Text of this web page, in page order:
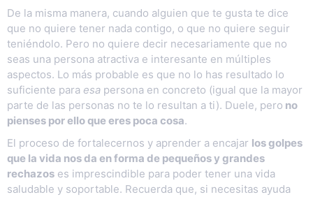
De la misma manera, cuando alguien que te gusta te dice
que no quiere tener nada contigo, o que no quiere seguir
teniéndolo. Pero no quiere decir necesariamente que no
seas una persona atractiva e interesante en múltiples
aspectos. Lo más probable es que no lo has resultado lo
suficiente para esa persona en concreto (igual que la mayor
parte de las personas no te lo resultan a ti). Duele, pero no
pienses por ello que eres poca cosa.
El proceso de fortalecernos y aprender a encajar los golpes
que la vida nos da en forma de pequeños y grandes
rechazos es imprescindible para poder tener una vida
saludable y soportable. Recuerda que, si necesitas ayuda